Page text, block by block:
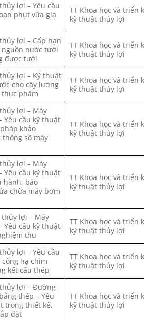
lợi – Yêu cầu
phụt vữa gia
TT Khoa học và triển
kỹ thuật thủy lợi
lợi – Cấp hạn
nước tưới
được tưới
TT Khoa học và triển
kỹ thuật thủy lợi
lợi – Kỹ thuật
cho cây lương
thực phẩm
TT Khoa học và triển
kỹ thuật thủy lợi
lợi – Máy
Yêu cầu kỹ thuật
khảo
thông số máy
TT Khoa học và triển
kỹ thuật thủy lợi
lợi – Máy
Yêu cầu kỹ thuật
hành, bảo
chữa máy bơm
TT Khoa học và triển
kỹ thuật thủy lợi
lợi – Máy
Yêu cầu kỹ thuật
thu
TT Khoa học và triển
kỹ thuật thủy lợi
lợi – Yêu cầu
hạ chìm
kết cấu thép
TT Khoa học và triển
kỹ thuật thủy lợi
lợi – Đường
thép – Yêu
trong thiết kế,
đặt
TT Khoa học và triển
kỹ thuật thủy lợi